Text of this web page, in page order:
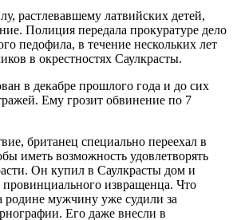
растлевавшему латвийских детей,
Полиция передала прокуратуре дело
педофила, в течение нескольких лет
в окрестностях Саулкрасты.
в декабре прошлого года и до сих
Ему грозит обвинение по 7
британец специально переехал в
иметь возможность удовлетворять
Он купил в Саулкрасты дом и
извращенца. Что
родине мужчину уже судили за
Его даже внесли в